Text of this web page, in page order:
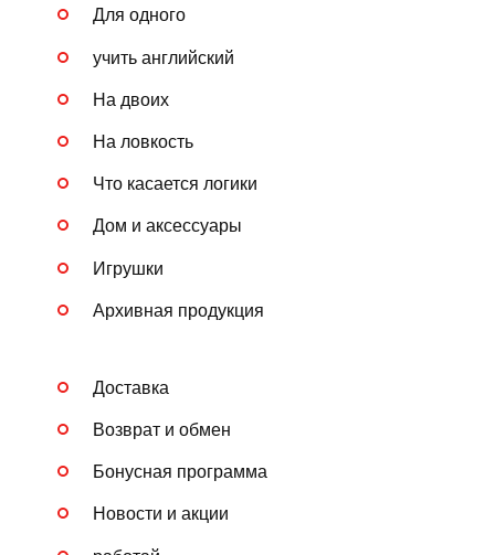
Для одного
учить английский
На двоих
На ловкость
Что касается логики
Дом и аксессуары
Игрушки
Архивная продукция
Доставка
Возврат и обмен
Бонусная программа
Новости и акции